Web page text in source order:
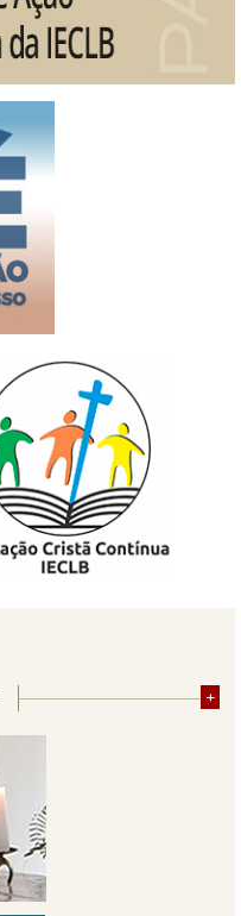
+